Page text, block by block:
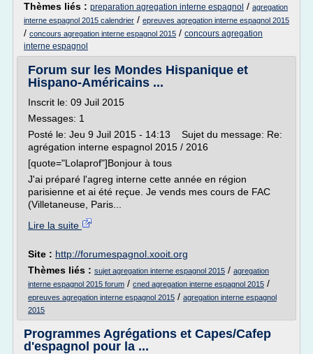
Thèmes liés : preparation agregation interne espagnol / agregation
interne espagnol 2015 calendrier / epreuves agregation interne espagnol 2015
/ concours agregation interne espagnol 2015 / concours agregation
interne espagnol
Forum sur les Mondes Hispanique et
Hispano-Américains ...
Inscrit le: 09 Juil 2015
Messages: 1
Posté le: Jeu 9 Juil 2015 - 14:13 Sujet du message: Re:
agrégation interne espagnol 2015 / 2016
[quote="Lolaprof"]Bonjour à tous
J'ai préparé l'agreg interne cette année en région
parisienne et ai été reçue. Je vends mes cours de FAC
(Villetaneuse, Paris...
Lire la suite
Site : http://forumespagnol.xooit.org
Thèmes liés : sujet agregation interne espagnol 2015 / agregation
interne espagnol 2015 forum / cned agregation interne espagnol 2015 /
epreuves agregation interne espagnol 2015 / agregation interne espagnol
2015
Programmes Agrégations et Capes/Cafep
d'espagnol pour la ...